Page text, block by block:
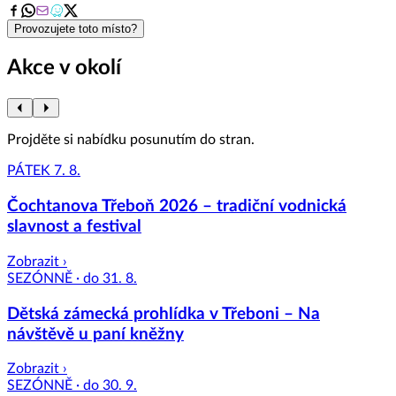
8
Provozujete toto místo?
Akce v okolí
Projděte si nabídku posunutím do stran.
PÁTEK 7. 8.
Čochtanova Třeboň 2026 – tradiční vodnická
slavnost a festival
Zobrazit ›
SEZÓNNĚ · do 31. 8.
Dětská zámecká prohlídka v Třeboni – Na
návštěvě u paní kněžny
Zobrazit ›
SEZÓNNĚ · do 30. 9.